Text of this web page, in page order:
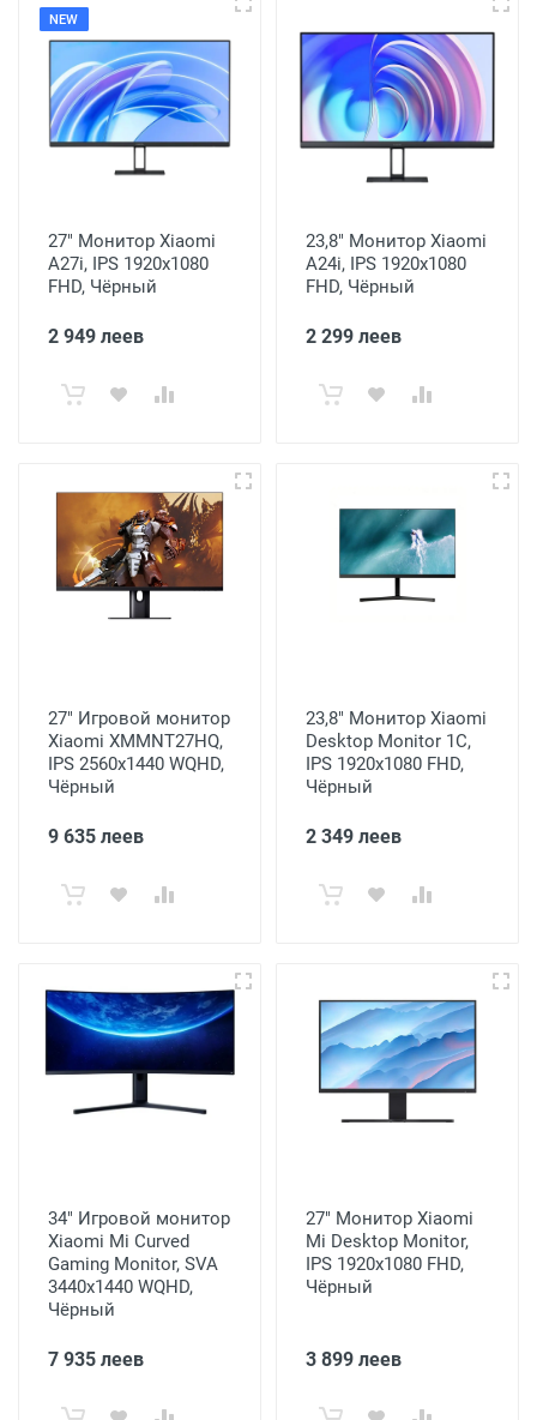
NEW
27" Монитор Xiaomi
A27i, IPS 1920x1080
FHD, Чёрный
2 949 леев
23,8" Монитор Xiaomi
A24i, IPS 1920x1080
FHD, Чёрный
2 299 леев
27" Игровой монитор
Xiaomi XMMNT27HQ,
IPS 2560x1440 WQHD,
Чёрный
9 635 леев
23,8" Монитор Xiaomi
Desktop Monitor 1C,
IPS 1920x1080 FHD,
Чёрный
2 349 леев
34" Игровой монитор
Xiaomi Mi Curved
Gaming Monitor, SVA
3440x1440 WQHD,
Чёрный
7 935 леев
27" Монитор Xiaomi
Mi Desktop Monitor,
IPS 1920x1080 FHD,
Чёрный
3 899 леев